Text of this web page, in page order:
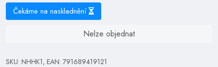
Čekáme na naskladnění
Nelze objednat
SKU: NHHK1, EAN: 791689419121